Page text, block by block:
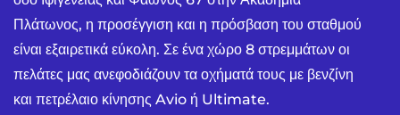
Πλάτωνος, η προσέγγιση και η πρόσβαση του σταθμού
είναι εξαιρετικά εύκολη. Σε ένα χώρο 8 στρεμμάτων οι
πελάτες μας ανεφοδιάζουν τα οχήματά τους με βενζίνη
και πετρέλαιο κίνησης Avio ή Ultimate.